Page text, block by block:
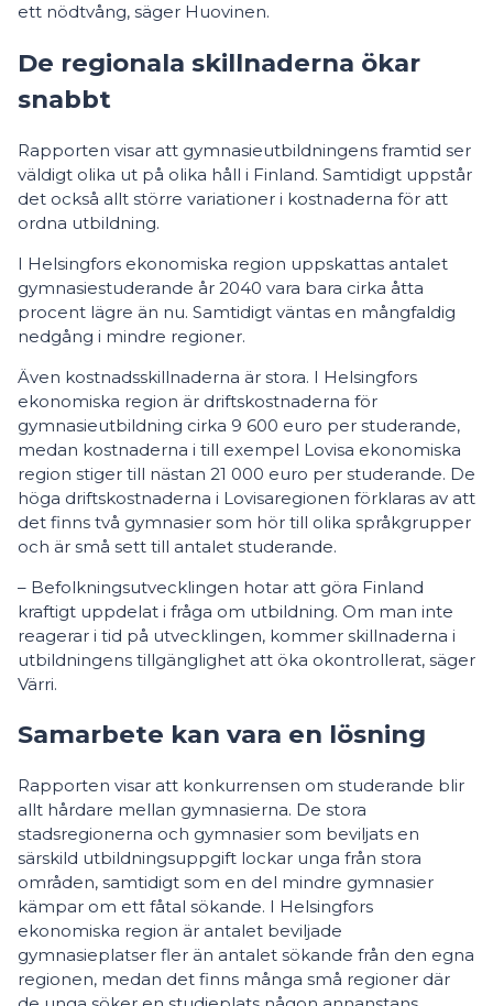
ett nödtvång, säger Huovinen.
De regionala skillnaderna ökar
snabbt
Rapporten visar att gymnasieutbildningens framtid ser
väldigt olika ut på olika håll i Finland. Samtidigt uppstår
det också allt större variationer i kostnaderna för att
ordna utbildning.
I Helsingfors ekonomiska region uppskattas antalet
gymnasiestuderande år 2040 vara bara cirka åtta
procent lägre än nu. Samtidigt väntas en mångfaldig
nedgång i mindre regioner.
Även kostnadsskillnaderna är stora. I Helsingfors
ekonomiska region är driftskostnaderna för
gymnasieutbildning cirka 9 600 euro per studerande,
medan kostnaderna i till exempel Lovisa ekonomiska
region stiger till nästan 21 000 euro per studerande. De
höga driftskostnaderna i Lovisaregionen förklaras av att
det finns två gymnasier som hör till olika språkgrupper
och är små sett till antalet studerande.
– Befolkningsutvecklingen hotar att göra Finland
kraftigt uppdelat i fråga om utbildning. Om man inte
reagerar i tid på utvecklingen, kommer skillnaderna i
utbildningens tillgänglighet att öka okontrollerat, säger
Värri.
Samarbete kan vara en lösning
Rapporten visar att konkurrensen om studerande blir
allt hårdare mellan gymnasierna. De stora
stadsregionerna och gymnasier som beviljats en
särskild utbildningsuppgift lockar unga från stora
områden, samtidigt som en del mindre gymnasier
kämpar om ett fåtal sökande. I Helsingfors
ekonomiska region är antalet beviljade
gymnasieplatser fler än antalet sökande från den egna
regionen, medan det finns många små regioner där